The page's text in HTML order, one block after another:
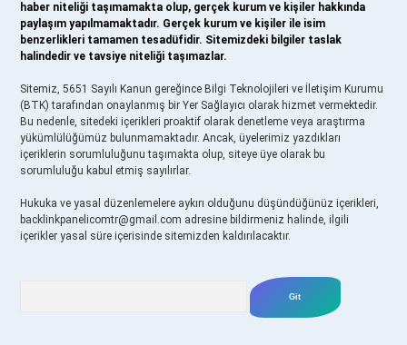
haber niteliği taşımamakta olup, gerçek kurum ve kişiler hakkında
paylaşım yapılmamaktadır. Gerçek kurum ve kişiler ile isim
benzerlikleri tamamen tesadüfidir. Sitemizdeki bilgiler taslak
halindedir ve tavsiye niteliği taşımazlar.
Sitemiz, 5651 Sayılı Kanun gereğince Bilgi Teknolojileri ve İletişim Kurumu
(BTK) tarafından onaylanmış bir Yer Sağlayıcı olarak hizmet vermektedir.
Bu nedenle, sitedeki içerikleri proaktif olarak denetleme veya araştırma
yükümlülüğümüz bulunmamaktadır. Ancak, üyelerimiz yazdıkları
içeriklerin sorumluluğunu taşımakta olup, siteye üye olarak bu
sorumluluğu kabul etmiş sayılırlar.
Hukuka ve yasal düzenlemelere aykırı olduğunu düşündüğünüz içerikleri,
backlinkpanelicomtr@gmail.com adresine bildirmeniz halinde, ilgili
içerikler yasal süre içerisinde sitemizden kaldırılacaktır.